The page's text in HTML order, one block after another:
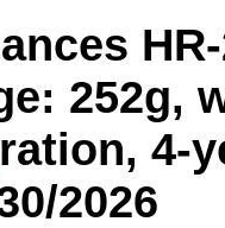
252g,
4-
2026